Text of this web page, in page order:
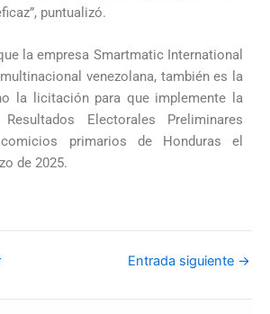
puntualizó.
la empresa Smartmatic International
venezolana, también es la
la licitación para que implemente la
Electorales Preliminares
primarios de Honduras el
de 2025.
Entrada siguiente →